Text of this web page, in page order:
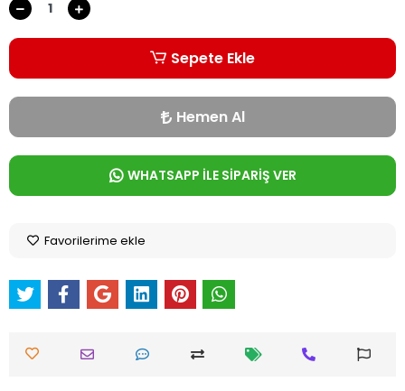
Sepete Ekle
Hemen Al
WHATSAPP İLE SİPARİŞ VER
Favorilerime ekle